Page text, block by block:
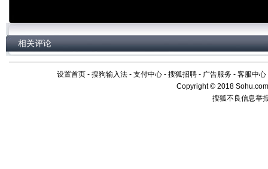
相关评论
设置首页 - 搜狗输入法 - 支付中心 - 搜狐招聘 - 广告服务 - 客服中心
Copyright©2018
搜狐不良信息举